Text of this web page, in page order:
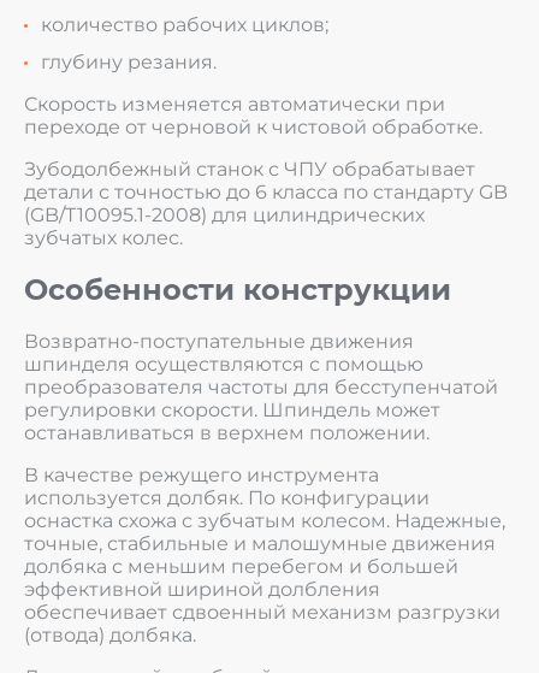
количество рабочих циклов;
глубину резания.
Скорость изменяется автоматически при
переходе от черновой к чистовой обработке.
Зубодолбежный станок с ЧПУ обрабатывает
детали с точностью до 6 класса по стандарту GB
(GB/T10095.1-2008) для цилиндрических
зубчатых колес.
Особенности конструкции
Возвратно-поступательные движения
шпинделя осуществляются с помощью
преобразователя частоты для бесступенчатой
регулировки скорости. Шпиндель может
останавливаться в верхнем положении.
В качестве режущего инструмента
используется долбяк. По конфигурации
оснастка схожа с зубчатым колесом. Надежные,
точные, стабильные и малошумные движения
долбяка с меньшим перебегом и большей
эффективной шириной долбления
обеспечивает сдвоенный механизм разгрузки
(отвода) долбяка.